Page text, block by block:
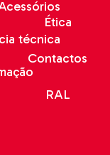
técnica
Ética
Contactos
RAL